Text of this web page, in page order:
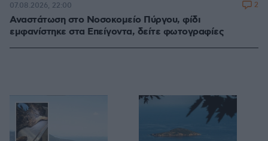
Αναστάτωση στο Νοσοκομείο Πύργου, φίδι
εμφανίστηκε στα Επείγοντα, δείτε φωτογραφίες
07.08.2026, 22:00 2